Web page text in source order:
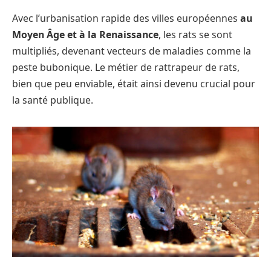
Avec l’urbanisation rapide des villes européennes au
Moyen Âge et à la Renaissance, les rats se sont
multipliés, devenant vecteurs de maladies comme la
peste bubonique. Le métier de rattrapeur de rats,
bien que peu enviable, était ainsi devenu crucial pour
la santé publique.